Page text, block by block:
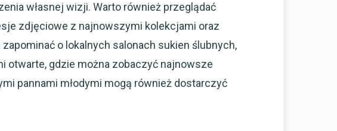
własnej wizji. Warto również przeglądać
zdjęciowe z najnowszymi kolekcjami oraz
o lokalnych salonach sukien ślubnych,
otwarte, gdzie można zobaczyć najnowsze
pannami młodymi mogą również dostarczyć